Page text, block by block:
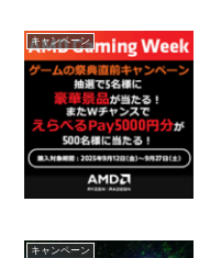
キャンペーン
キャンペーン